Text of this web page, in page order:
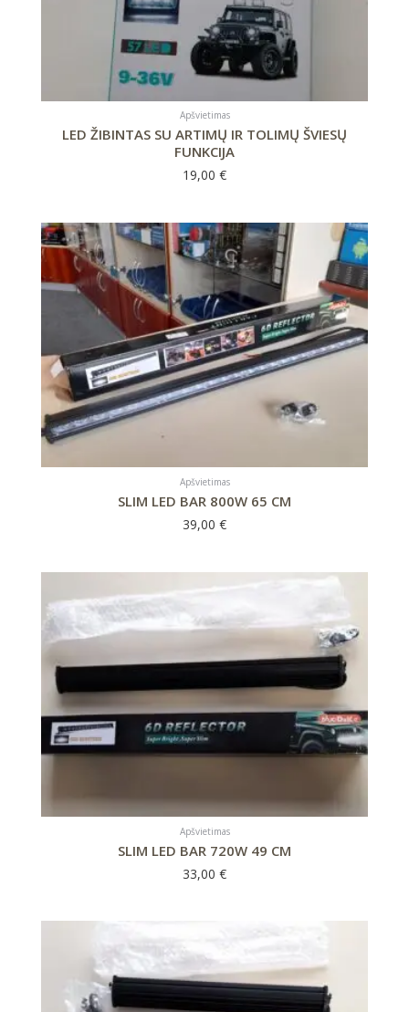
Apšvietimas
LED ŽIBINTAS SU ARTIMŲ IR TOLIMŲ ŠVIESŲ
FUNKCIJA
19,00 €
Apšvietimas
SLIM LED BAR 800W 65 CM
39,00 €
Apšvietimas
SLIM LED BAR 720W 49 CM
33,00 €